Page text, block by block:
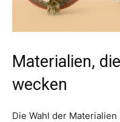
Materialien,
wecken
Die Wahl der